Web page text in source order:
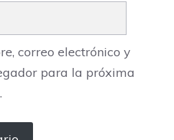
correo electrónico y
para la próxima